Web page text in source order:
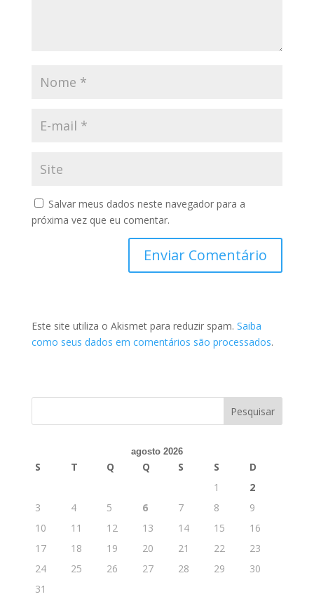
Salvar meus dados neste navegador para a
próxima vez que eu comentar.
Este site utiliza o Akismet para reduzir spam. Saiba
como seus dados em comentários são processados.
agosto 2026
S T Q Q S S
D
1
2
3
4 5 6 7 8
9
10
11 12 13 14 15
16
17
18 19 20 21 22
23
24
25 26 27 28 29
30
31